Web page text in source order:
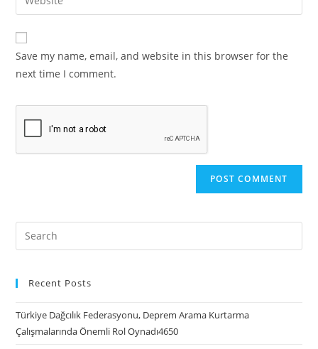
Save my name, email, and website in this browser for the
next time I comment.
Recent Posts
Türkiye Dağcılık Federasyonu, Deprem Arama Kurtarma
Çalışmalarında Önemli Rol Oynadı4650